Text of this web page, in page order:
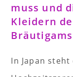
muss und
Kleidern
In Japan